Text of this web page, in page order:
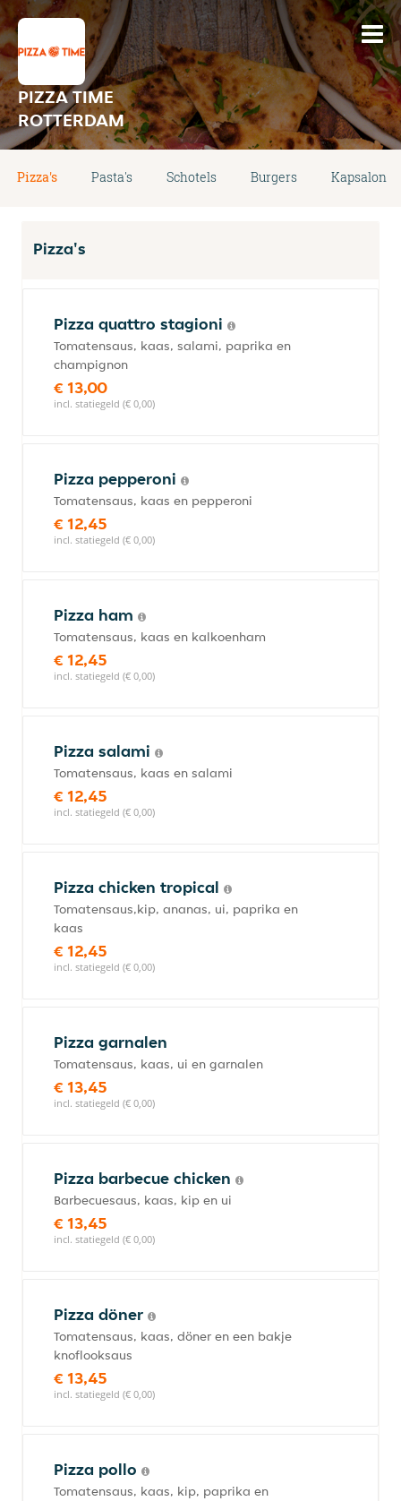
PIZZA TIME
ROTTERDAM
Pizza's Pasta's Schotels Burgers Kapsalon
Pizza's
Pizza quattro stagioni
Tomatensaus, kaas, salami, paprika en
champignon
€ 13,00
incl. statiegeld (€ 0,00)
Pizza pepperoni
Tomatensaus, kaas en pepperoni
€ 12,45
incl. statiegeld (€ 0,00)
Pizza ham
Tomatensaus, kaas en kalkoenham
€ 12,45
incl. statiegeld (€ 0,00)
Pizza salami
Tomatensaus, kaas en salami
€ 12,45
incl. statiegeld (€ 0,00)
Pizza chicken tropical
Tomatensaus,kip, ananas, ui, paprika en
kaas
€ 12,45
incl. statiegeld (€ 0,00)
Pizza garnalen
Tomatensaus, kaas, ui en garnalen
€ 13,45
incl. statiegeld (€ 0,00)
Pizza barbecue chicken
Barbecuesaus, kaas, kip en ui
€ 13,45
incl. statiegeld (€ 0,00)
Pizza döner
Tomatensaus, kaas, döner en een bakje
knoflooksaus
€ 13,45
incl. statiegeld (€ 0,00)
Pizza pollo
Tomatensaus, kaas, kip, paprika en